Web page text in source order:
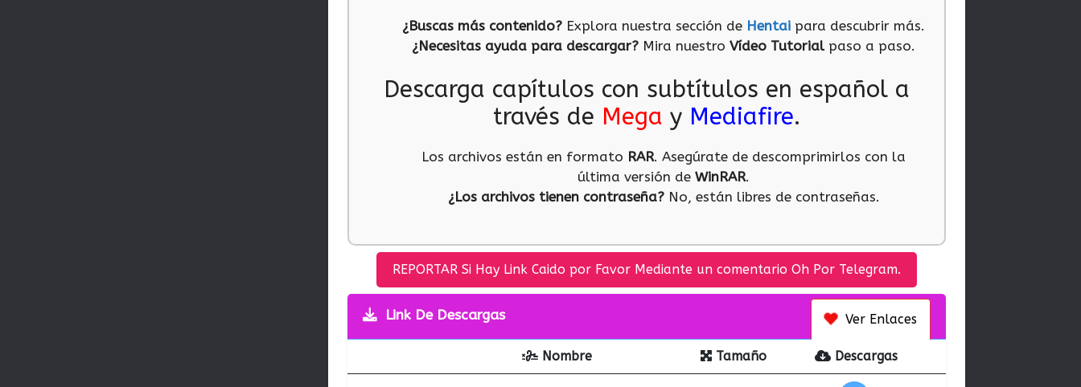
¿Buscas más contenido? Explora nuestra sección de Hentai para descubrir más.
¿Necesitas ayuda para descargar? Mira nuestroVídeo Tutorial paso a paso.
Descarga capítulos con subtítulos en español a
través de Mega y Mediafire.
Los archivos están en formato RAR. Asegúrate de descomprimirlos con la
última versión deWinRAR.
¿Los archivos tienen contraseña?No, están libres de contraseñas.
REPORTAR Si Hay Link Caido por Favor Mediante un comentario Oh Por Telegram.
Link De Descargas Ver Enlaces
Nombre Tamaño Descargas